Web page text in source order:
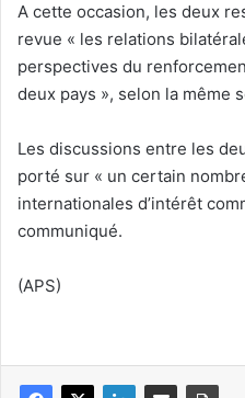
A cette occasion, les deux
revue « les relations
perspectives du
deux pays », selon la même
Les discussions entre les
porté sur « un certain
internationales d’intérêt
communiqué.
(APS)